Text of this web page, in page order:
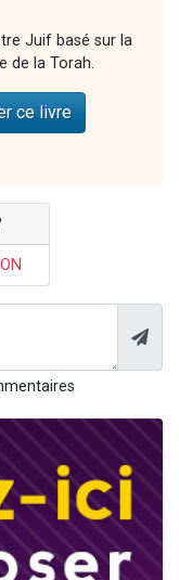
Juif basé sur la
de la Torah.
ce livre